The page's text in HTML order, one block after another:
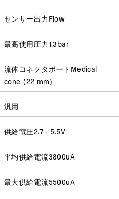
センサー出力 Flow
最高使用圧力1.3bar
流体コネクタポート Medical
cone (22 mm)
汎用
供給電圧2.7 - 5.5V
平均供給電流3800uA
最大供給電流5500uA